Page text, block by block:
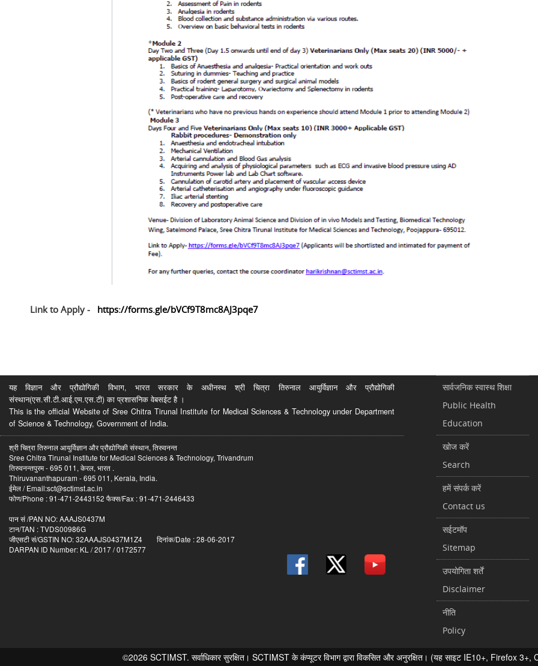
Link to Apply - https://forms.gle/bVCf9T8mc8AJ3pqe7
यह विज्ञान और प्रौद्योगिकी विभाग, भारत सरकार के अधीनस्थ श्री चित्रा तिरुनाल आयुर्विज्ञान और प्रौद्योगिकी
संस्थान(एस.सी.टी.आई.एम.एस.टी) का प्रशासनिक वेबसईट है ।
This is the official Website of Sree Chitra Tirunal Institute for Medical Sciences & Technology under Department
of Science & Technology, Government of India.
श्री चित्रा तिरुनाल आयुर्विज्ञान और प्रौद्योगिकी संस्थान, तिरुवनन्त
Sree Chitra Tirunal Institute for Medical Sciences & Technology, Trivandrum
तिरुवनन्तपुरम - 695 011, केरल, भारत .
Thiruvananthapuram - 695 011, Kerala, India.
ईमेल / Email:sct@sctimst.ac.in
फोण/Phone : 91-471-2443152 फैक्स/Fax : 91-471-2446433
पान सं /PAN NO: AAAJS0437M
टान/TAN : TVDS00986G
जीएसटी सं/GSTIN NO: 32AAAJS0437M1Z4 दिनांक/Date : 28-06-2017
DARPAN ID Number: KL / 2017 / 0172577
सार्वजनिक स्वास्थ शिक्षा
Public Health
Education
खोज करें
Search
हमें संपर्क करें
Contact us
सईटमॉप
Sitemap
उपयोगिता शर्तें
Disclaimer
नीति
Policy
©2026 SCTIMST. सर्वाधिकार सुरक्षित। SCTIMST के कंप्यूटर विभाग द्वारा विकसित और अनुरक्षित। (यह साइट IE10+, Firefox